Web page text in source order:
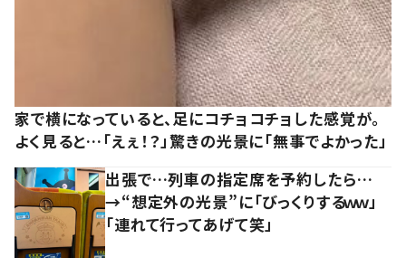
家で横になっていると、足にコチョコチョした感覚が。
よく見ると…「えぇ！？」驚きの光景に「無事でよかった」
出張で…列車の指定席を予約したら…
→“想定外の光景”に「びっくりするｗｗ」
「連れて行ってあげて笑」